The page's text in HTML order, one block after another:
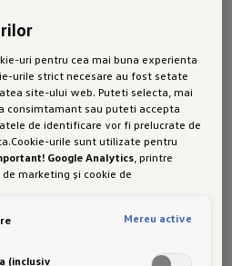
Variant:
&
în modelul tău Golf
uri pentru cea mai buna experienta
urile strict necesare au fost setate
site-ului web. Puteti selecta, mai
consimtamant sau puteti accepta
de identificare vor fi prelucrate de
urile sunt utilizate pentru
Google Analytics, printre
marketing și cookie de
Europeana. Prin urmare, nu poate
Ca urmare, interferenta cu
Mereu active
(inclusiv